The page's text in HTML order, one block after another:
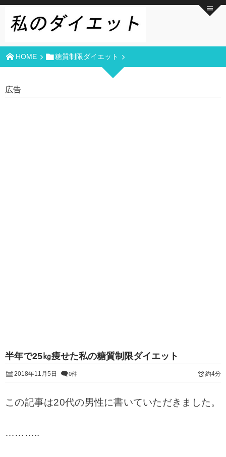
HOME 糖質制限ダイエット
広告
半年で25㎏痩せた私の糖質制限ダイエット
2018年11月5日 0件 約4分
この記事は20代の男性に書いていただきました。
………..